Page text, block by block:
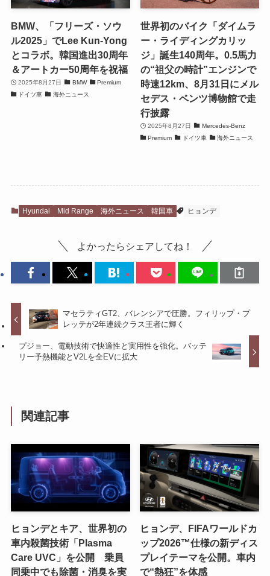
BMW、「フリーズ・ソウ
ル2025」でLee Kun-Yong
とコラボ。韓国進出30周年
＆アートカー50周年を祝福
2025年8月27日 BMW
Premium
ドイツ車
海外ニュース
世界初のバイク「ダイムラ
ー・ライディングカリッ
ジ」誕生140周年。0.5馬力
の“祖父の時計”エンジンで
時速12km、8月31日にメル
セデス・ベンツ博物館で走
行披露
2025年8月27日
Mercedes-Benz
Premium
ドイツ車 海外ニュース
Hyundai Mid Range 海外ニュース 韓国車 ヒョンデ
よかったらシェアしてね！
マセラティGT2、バレンシアで圧勝。フィリップ・プ
レッテが2年連続クラス王者に輝く
プジョー、電動技術で快適性と実用性を強化。バッテ
リー予熱機能とV2Lを全EVに拡大
関連記事
ヒョンデとキア、世界初の
車内殺菌技術「Plasma
Care UVC」を公開 乗員
同乗中でも除菌・消臭を実
ヒョンデ、FIFAワールドカ
ップ2026™仕様の新ディス
プレイテーマを公開。車内
で“熱狂”を体感